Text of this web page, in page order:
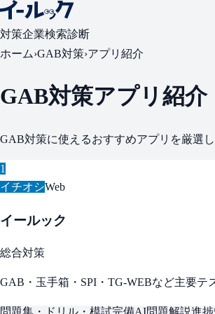
対策企業検索診断
ホーム›GAB対策›アプリ紹介
GAB対策アプリ紹介
GAB対策に使えるおすすめアプリを厳選し
1
イチオシWeb
イールック
総合対策
GAB・玉手箱・SPI・TG-WEBなど主要テ